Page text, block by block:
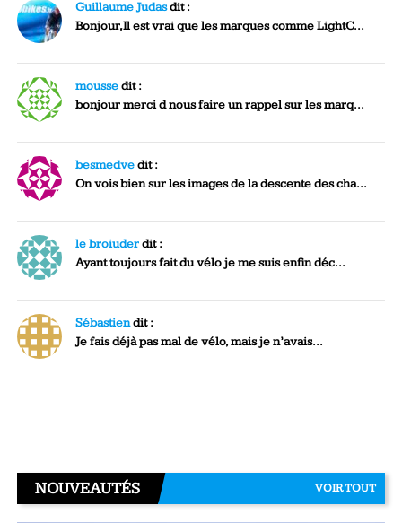
Guillaume Judasdit :
Bonjour,Il est vrai que les marques comme LightC...
moussedit :
bonjour merci d nous faire un rappel sur les marq...
besmedvedit :
On vois bien sur les images de la descente des cha...
le broiuderdit :
Ayant toujours fait du vélo je me suis enfin déc...
Sébastiendit :
Je fais déjà pas mal de vélo, mais je n’avais...
NOUVEAUTÉS VOIR TOUT